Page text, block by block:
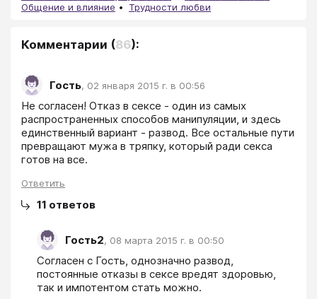
Общение и влияние
Трудности любви
Комментарии (86):
Гость, 02 января 2015 г. в 00:56
Не согласен! Отказ в сексе - один из самых
распространенных способов манипуляции, и здесь
единственный вариант - развод. Все остальные пути
превращают мужа в тряпку, который ради секса
готов на все.
Ответить
11 ответов
Гость2, 08 марта 2015 г. в 00:50
Согласен с Гость, однозначно развод,
постоянные отказы в сексе вредят здоровью,
так и импотентом стать можно.